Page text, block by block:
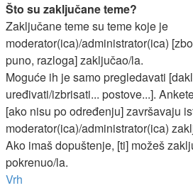
Što su zaključane teme?
Zaključane teme su teme koje je
moderator(ica)/administrator(ica)
puno, razloga] zaključao/la.
Moguće ih je samo pregledavati
uređivati/izbrisati... postove...].
[ako nisu po određenju] završavaju
moderator(ica)/administrator(ica)
Ako imaš dopuštenje, [ti] možeš
pokrenuo/la.
Vrh